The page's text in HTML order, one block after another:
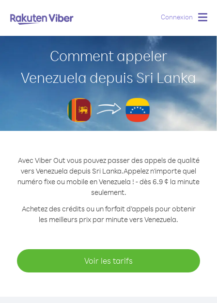
Connexion
Comment appeler
Venezuela depuis Sri Lanka
Avec Viber Out vous pouvez passer des appels de qualité
vers Venezuela depuis Sri Lanka.Appelez n'importe quel
numéro fixe ou mobile en Venezuela ! - dès 6.9 ¢ la minute
seulement.
Achetez des crédits ou un forfait d’appels pour obtenir
les meilleurs prix par minute vers Venezuela.
Voir les tarifs